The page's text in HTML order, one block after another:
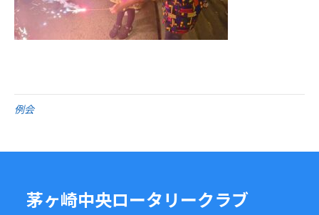
例会
茅ヶ崎中央ロータリークラブ